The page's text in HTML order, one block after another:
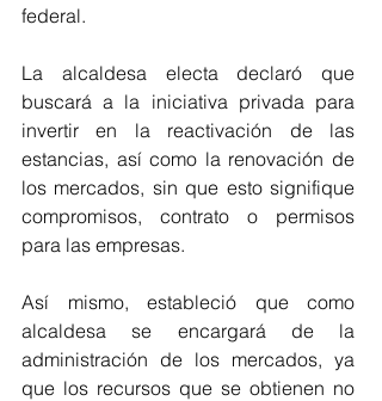
federal.
La alcaldesa electa declaró que
buscará a la iniciativa privada para
invertir en la reactivación de las
estancias, así como la renovación de
los mercados, sin que esto signifique
compromisos, contrato o permisos
para las empresas.
Así mismo, estableció que como
alcaldesa se encargará de la
administración de los mercados, ya
que los recursos que se obtienen no